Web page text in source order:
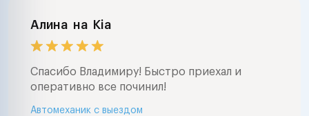
Алина на Kia
Спасибо Владимиру! Быстро приехал и
оперативно все починил!
Автомеханик с выездом